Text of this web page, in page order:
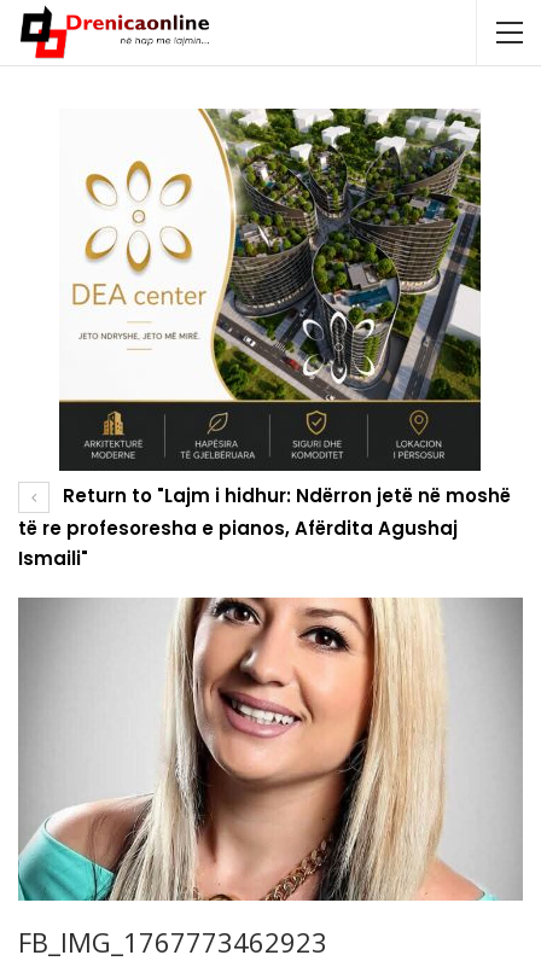
Return to "Lajm i hidhur: Ndërron jetë në moshë
të re profesoresha e pianos, Afërdita Agushaj
Ismaili"
FB_IMG_1767773462923